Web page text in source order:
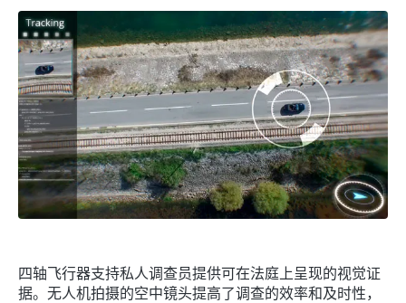
四轴飞行器支持私人调查员提供可在法庭上呈现的视觉证
据。无人机拍摄的空中镜头提高了调查的效率和及时性，